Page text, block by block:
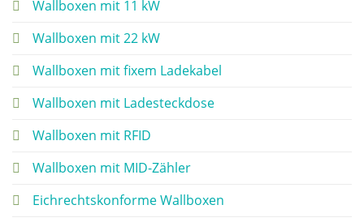
Wallboxen mit 11 kW
Wallboxen mit 22 kW
Wallboxen mit fixem Ladekabel
Wallboxen mit Ladesteckdose
Wallboxen mit RFID
Wallboxen mit MID-Zähler
Eichrechtskonforme Wallboxen